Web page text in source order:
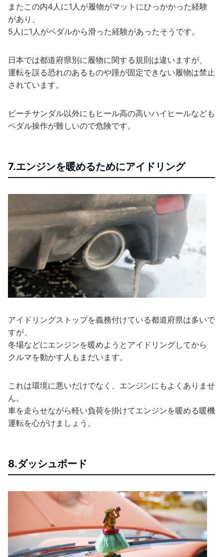
またこの内4人に1人が履物がマットにひっかかった経験
があり、
5人に1人がペダルから滑った経験があったそうです。
日本では都道府県別に履物に関する規則は違いますが、
運転を誤る恐れのあるものや踵が固定できない履物は禁止
されています。
ビーチサンダル以外にもヒール高の高いハイヒールなども
ペダル操作が難しいので危険です。
7.エンジンを暖めるためにアイドリング
アイドリングストップを義務付けている都道府県は多いで
すが、
冬場などにエンジンを暖めようとアイドリングしてから
クルマを動かす人もまだいます。
これは環境に悪いだけでなく、エンジンにもよくありませ
ん。
車を走らせながら軽い負荷を掛けてエンジンを暖める暖機
運転を心がけましょう。
8.ダッシュボード